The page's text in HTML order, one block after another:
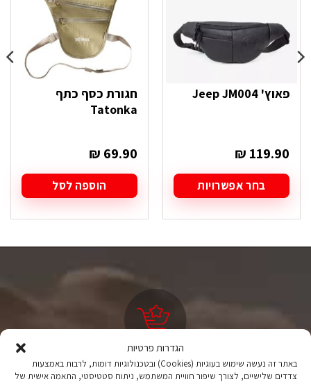
הגדרות פרטיות
באתר זה נעשה שימוש בעוגיות (Cookies) ובטכנולוגיות דומות, לרבות באמצעות
צדדים שלישיים, לצורך שיפור חוויית המשתמש, ניתוח סטטיסטי, התאמה אישית של
פאוץ' Jeep JM004
₪ 119.90
בחר אפשרויות
זה
מספר
האפשרויות
חגורת כסף כתף
Tatonka
₪ 69.90
הוספה לסל
ציוד טיולים